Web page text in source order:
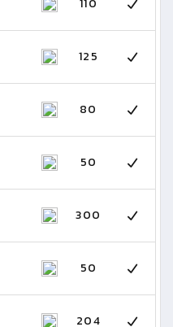
110
125
80
50
300
50
204